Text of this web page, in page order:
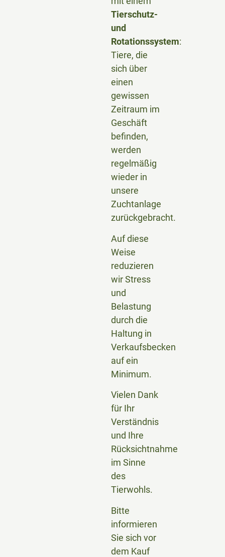
Tierschutz-
und
Rotationssystem:
Tiere, die
sich über
einen
gewissen
Zeitraum im
Geschäft
befinden,
werden
regelmäßig
wieder in
unsere
Zuchtanlage
zurückgebracht.
Auf diese
Weise
reduzieren
wir Stress
und
Belastung
durch die
Haltung in
Verkaufsbecken
auf ein
Minimum.
Vielen Dank
für Ihr
Verständnis
und Ihre
Rücksichtnahme
im Sinne
des
Tierwohls.
Bitte
informieren
Sie sich vor
dem Kauf